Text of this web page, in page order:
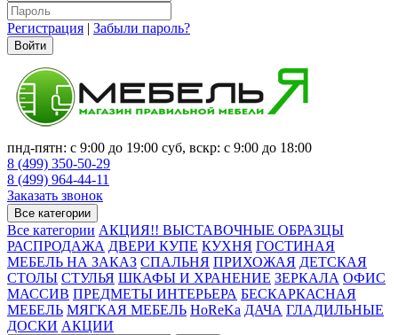
Регистрация | Забыли пароль?
Войти
пнд-пятн: с 9:00 до 19:00 суб, вскр: с 9:00 до 18:00
8 (499) 350-50-29
8 (499) 964-44-11
Заказать звонок
Все категории
Все категории АКЦИЯ!! ВЫСТАВОЧНЫЕ ОБРАЗЦЫ
РАСПРОДАЖА ДВЕРИ КУПЕ КУХНЯ ГОСТИНАЯ
МЕБЕЛЬ НА ЗАКАЗ СПАЛЬНЯ ПРИХОЖАЯ ДЕТСКАЯ
СТОЛЫ СТУЛЬЯ ШКАФЫ И ХРАНЕНИЕ ЗЕРКАЛА ОФИС
МАССИВ ПРЕДМЕТЫ ИНТЕРЬЕРА БЕСКАРКАСНАЯ
МЕБЕЛЬ МЯГКАЯ МЕБЕЛЬ HoReKa ДАЧА ГЛАДИЛЬНЫЕ
ДОСКИ АКЦИИ